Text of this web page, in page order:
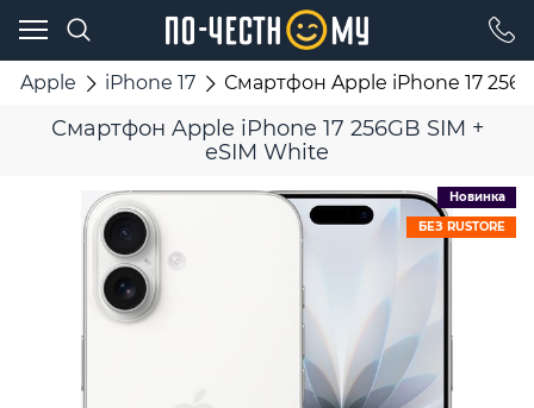
Apple iPhone 17 Смартфон Apple iPhone 17
Смартфон Apple iPhone 17 256GB SIM +
eSIM White
Новинка
БЕЗ RUSTORE